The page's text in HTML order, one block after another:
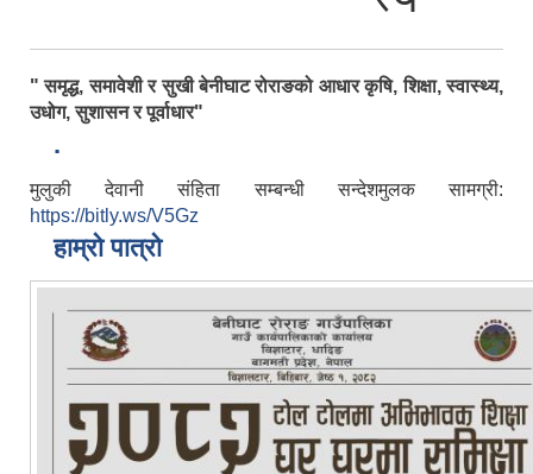
" समृद्ध, समावेशी र सुखी बेनीघाट रोराङको आधार कृषि, शिक्षा, स्वास्थ्य,
उधोग, सुशासन र पूर्वाधार"
.
मुलुकी देवानी संहिता सम्बन्धी सन्देशमुलक सामग्री:
https://bitly.ws/V5Gz
हाम्रो पात्रो